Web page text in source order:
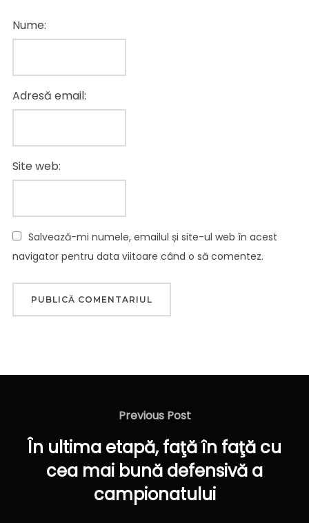
Nume:
Adresă email:
Site web:
Salvează-mi numele, emailul și site-ul web în acest
navigator pentru data viitoare când o să comentez.
Navigare
Previous
Previous Post
În ultima etapă, faţă în faţă cu
cea mai bună defensivă a
campionatului